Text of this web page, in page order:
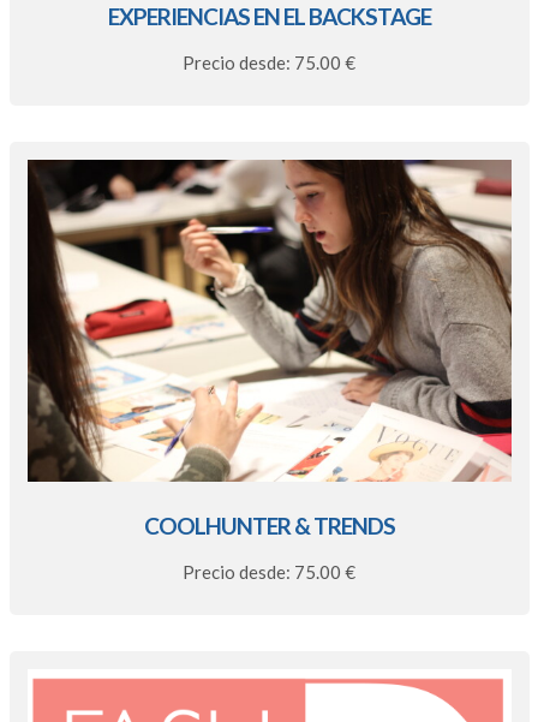
EXPERIENCIAS EN EL BACKSTAGE
Precio desde: 75.00 €
COOLHUNTER & TRENDS
Precio desde: 75.00 €